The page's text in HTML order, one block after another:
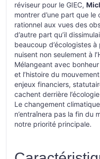
réviseur pour le GIEC,
montrer d’une part que le
rationnel aux vues des
d’autre part qu’il
beaucoup d’écologistes
nuisent non seulement à
Mélangeant avec
et l’histoire du
enjeux financiers,
cachent derrière
Le changement
n’entraînera pas la fin du
notre priorité principale.